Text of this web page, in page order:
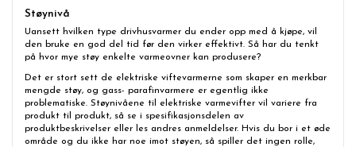
Støynivå
Uansett hvilken type drivhusvarmer du ender opp med å kjøpe, vil
den bruke en god del tid før den virker effektivt. Så har du tenkt
på hvor mye støy enkelte varmeovner kan produsere?
Det er stort sett de elektriske viftevarmerne som skaper en merkbar
mengde støy, og gass- parafinvarmere er egentlig ikke
problematiske. Støynivåene til elektriske varmevifter vil variere fra
produkt til produkt, så se i spesifikasjonsdelen av
produktbeskrivelser eller les andres anmeldelser. Hvis du bor i et øde
område og du ikke har noe imot støyen, så spiller det ingen rolle,